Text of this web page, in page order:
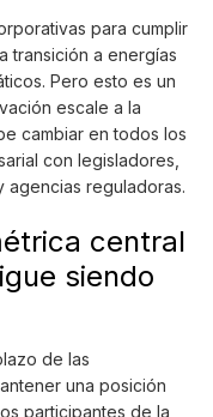
para cumplir
transición a energías
Pero esto es un
escale a la
cambiar en todos los
con legisladores,
agencias reguladoras.
central
siendo
de las
una posición
participantes de la